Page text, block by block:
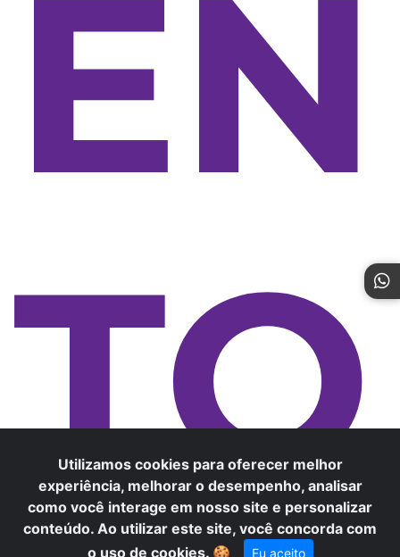
EN
TO
Utilizamos cookies para oferecer melhor
experiência, melhorar o desempenho, analisar
como você interage em nosso site e personalizar
conteúdo. Ao utilizar este site, você concorda com
o uso de cookies. 🍪 Eu aceito
Precisa de ajuda? Fale conosco ×